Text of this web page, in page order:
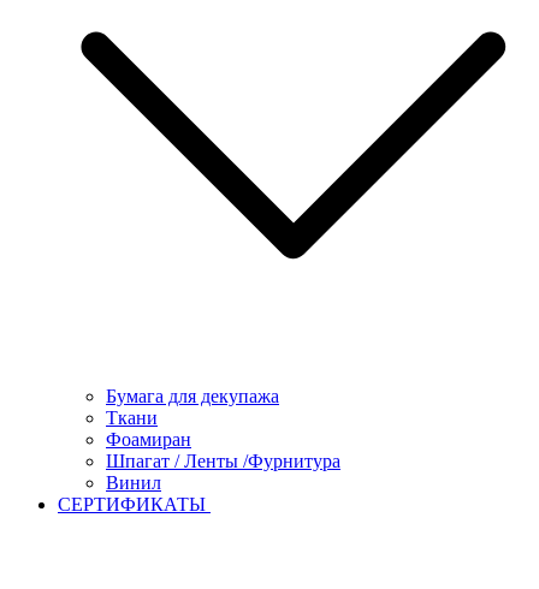
Бумага для декупажа
Ткани
Фоамиран
Шпагат / Ленты /Фурнитура
Винил
СЕРТИФИКАТЫ